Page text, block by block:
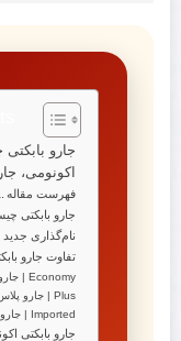
جارو
اکونومی،
فهرست مقاله
جارو بابکتی
نام‌گذاری جدید
تفاوت جارو
جارو اکونومی | Economy
جارو پلاس | Plus
جارو وارداتی | Imported
جارو بابکتی